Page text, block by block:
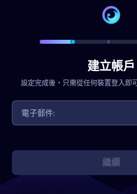
建立帳戶
設定完成後，只需從任何裝置登入即
繼續